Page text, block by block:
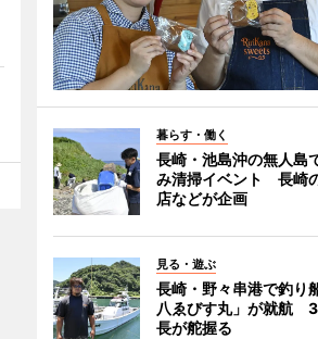
暮らす・働く
長崎・池島沖の無人島
み清掃イベント 長崎
店などが企画
見る・遊ぶ
長崎・野々串港で釣り
八ゑびす丸」が就航
長が舵握る